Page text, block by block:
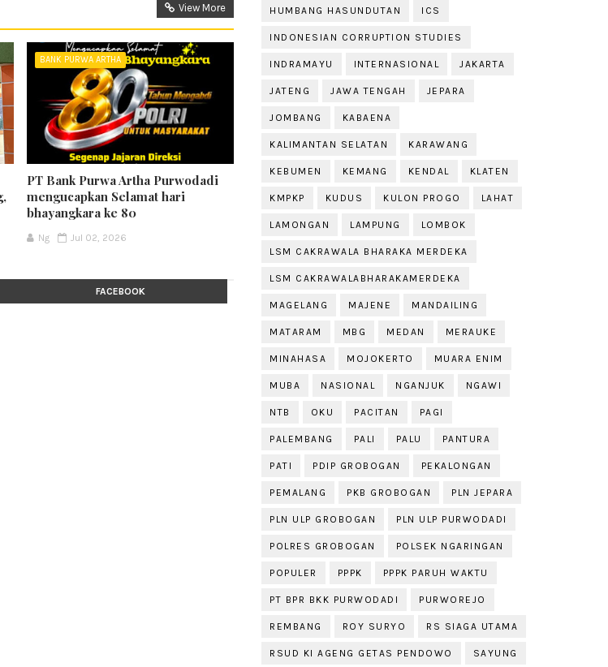
View More
BANK PURWA ARTHA
PT Bank Purwa Artha Purwodadi
mengucapkan Selamat hari
bhayangkara ke 80
Ng Jul 02, 2026
FACEBOOK
HUMBANG HASUNDUTAN ICS
INDONESIAN CORRUPTION STUDIES
INDRAMAYU INTERNASIONAL JAKARTA
JATENG JAWA TENGAH JEPARA
JOMBANG KABAENA
KALIMANTAN SELATAN KARAWANG
KEBUMEN KEMANG KENDAL KLATEN
KMPKP KUDUS KULON PROGO LAHAT
LAMONGAN LAMPUNG LOMBOK
LSM CAKRAWALA BHARAKA MERDEKA
LSM CAKRAWALABHARAKAMERDEKA
MAGELANG MAJENE MANDAILING
MATARAM MBG MEDAN MERAUKE
MINAHASA MOJOKERTO MUARA ENIM
MUBA NASIONAL NGANJUK NGAWI
NTB OKU PACITAN PAGI
PALEMBANG PALI PALU PANTURA
PATI PDIP GROBOGAN PEKALONGAN
PEMALANG PKB GROBOGAN PLN JEPARA
PLN ULP GROBOGAN PLN ULP PURWODADI
POLRES GROBOGAN POLSEK NGARINGAN
POPULER PPPK PPPK PARUH WAKTU
PT BPR BKK PURWODADI PURWOREJO
REMBANG ROY SURYO RS SIAGA UTAMA
RSUD KI AGENG GETAS PENDOWO SAYUNG